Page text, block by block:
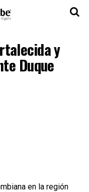
y
Duque
en la región